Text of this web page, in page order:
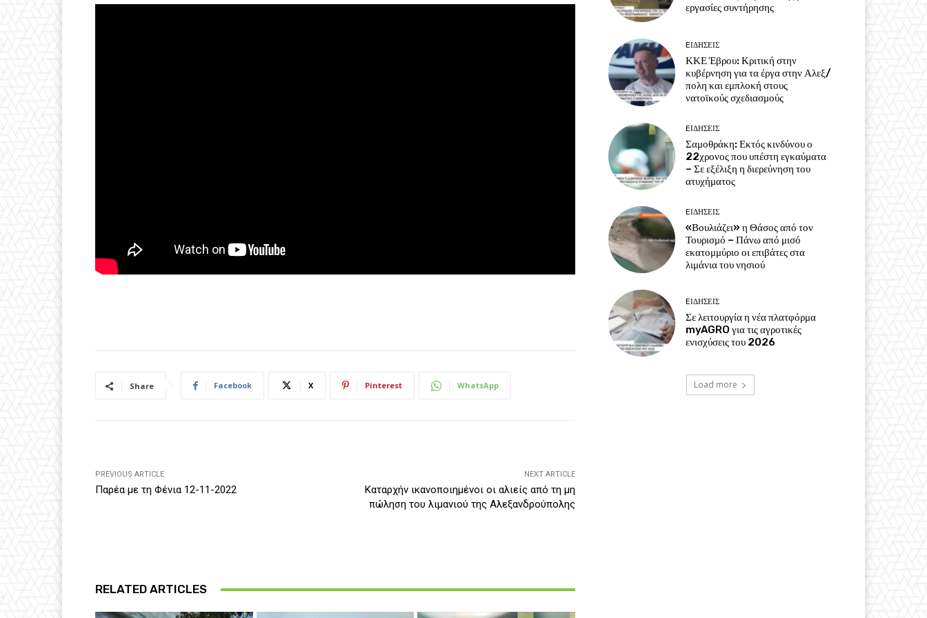
Share Facebook X Pinterest WhatsApp
PREVIOUS ARTICLE
Παρέα με τη Φένια 12-11-2022
NEXT ARTICLE
Καταρχήν ικανοποιημένοι οι αλιείς από τη μη
πώληση του λιμανιού της Αλεξανδρούπολης
RELATED ARTICLES
εργασίες συντήρησης
EΙΔΗΣΕΙΣ
ΚΚΕ Έβρου: Κριτική στην
κυβέρνηση για τα έργα στην Αλεξ/
πολη και εμπλοκή στους
νατοϊκούς σχεδιασμούς
EΙΔΗΣΕΙΣ
Σαμοθράκη: Εκτός κινδύνου ο
22χρονος που υπέστη εγκαύματα
– Σε εξέλιξη η διερεύνηση του
ατυχήματος
EΙΔΗΣΕΙΣ
«Βουλιάζει» η Θάσος από τον
Τουρισμό – Πάνω από μισό
εκατομμύριο οι επιβάτες στα
λιμάνια του νησιού
EΙΔΗΣΕΙΣ
Σε λειτουργία η νέα πλατφόρμα
myAGRO για τις αγροτικές
ενισχύσεις του 2026
Load more